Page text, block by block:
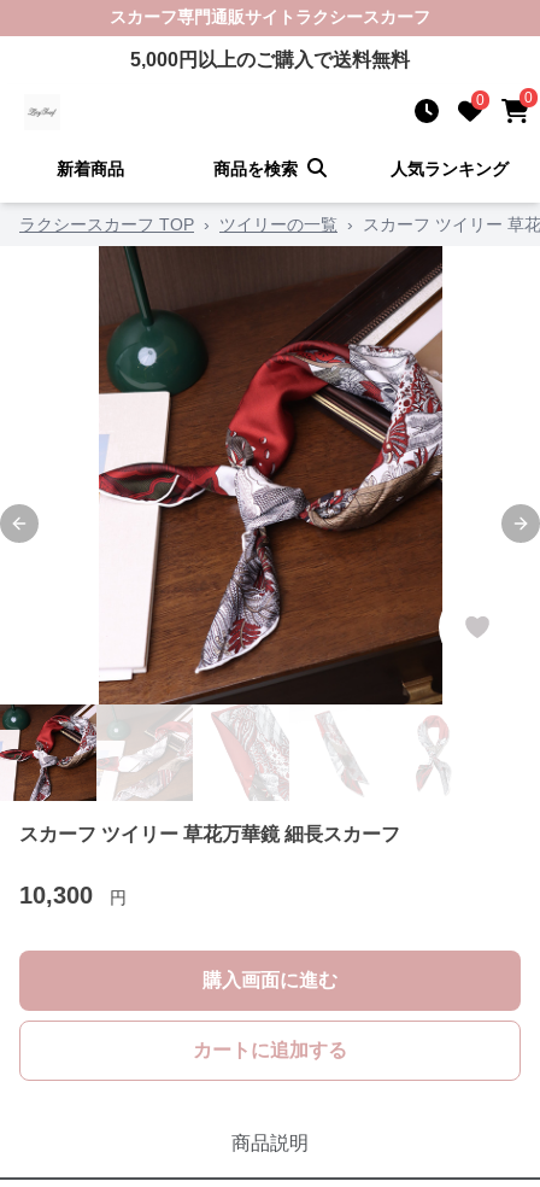
スカーフ専門通販サイト ラクシースカーフ
5,000円以上のご購入で送料無料
0 0
新着商品 商品を検索 人気ランキング
ラクシースカーフ TOP › ツイリーの一覧 › スカーフ ツイリー 草
Previous slide
スカーフ ツイリー 草花万華鏡 細長スカーフ
10,300 円
購入画面に進む
カートに追加する
商品説明